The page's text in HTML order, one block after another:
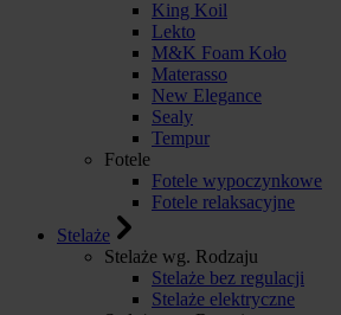
King Koil
Lekto
M&K Foam Koło
Materasso
New Elegance
Sealy
Tempur
Fotele
Fotele wypoczynkowe
Fotele relaksacyjne
Stelaże
Stelaże wg. Rodzaju
Stelaże bez regulacji
Stelaże elektryczne